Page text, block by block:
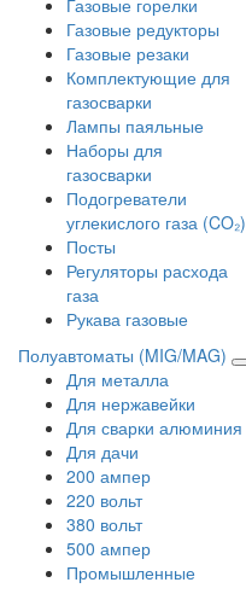
Газовые редукторы
Газовые резаки
Комплектующие для
газосварки
Лампы паяльные
Наборы для
газосварки
Подогреватели
углекислого газа (CO₂)
Посты
Регуляторы расхода
газа
Рукава газовые
Полуавтоматы (MIG/MAG)
Для металла
Для нержавейки
Для сварки алюминия
Для дачи
200 ампер
220 вольт
380 вольт
500 ампер
Промышленные